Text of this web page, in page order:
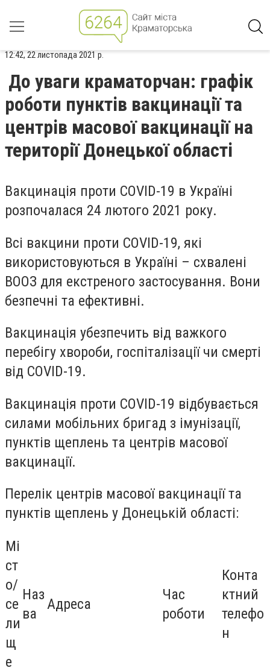
12:42, 22 листопада 2021 р.
До уваги краматорчан: графік
роботи пунктів вакцинації та
центрів масової вакцинації на
території Донецької області
Вакцинація проти COVID-19 в Україні
розпочалася 24 лютого 2021 року.
Всі вакцини проти COVID-19, які
використовуються в Україні – схвалені
ВООЗ для екстреного застосування. Вони
безпечні та ефективні.
Вакцинація убезпечить від важкого
перебігу хвороби, госпіталізації чи смерті
від COVID-19.
Вакцинація проти COVID-19 відбувається
силами мобільних бригад з імунізації,
пунктів щеплень та центрів масової
вакцинації.
Перелік центрів масової вакцинації та
пунктів щеплень у Донецькій області:
Мі
ст
о/
се
ли
щ
е
Наз
ва
Адреса
Час
роботи
Конта
ктний
телефо
н